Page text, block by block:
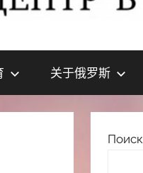
关于俄罗斯
Поиск